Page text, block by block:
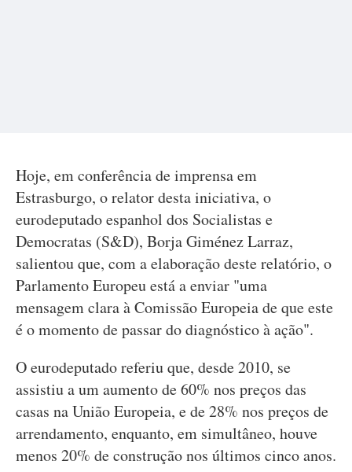
Hoje, em conferência de imprensa em
Estrasburgo, o relator desta iniciativa, o
eurodeputado espanhol dos Socialistas e
Democratas (S&D), Borja Giménez Larraz,
salientou que, com a elaboração deste relatório, o
Parlamento Europeu está a enviar "uma
mensagem clara à Comissão Europeia de que este
é o momento de passar do diagnóstico à ação".
O eurodeputado referiu que, desde 2010, se
assistiu a um aumento de 60% nos preços das
casas na União Europeia, e de 28% nos preços de
arrendamento, enquanto, em simultâneo, houve
menos 20% de construção nos últimos cinco anos.